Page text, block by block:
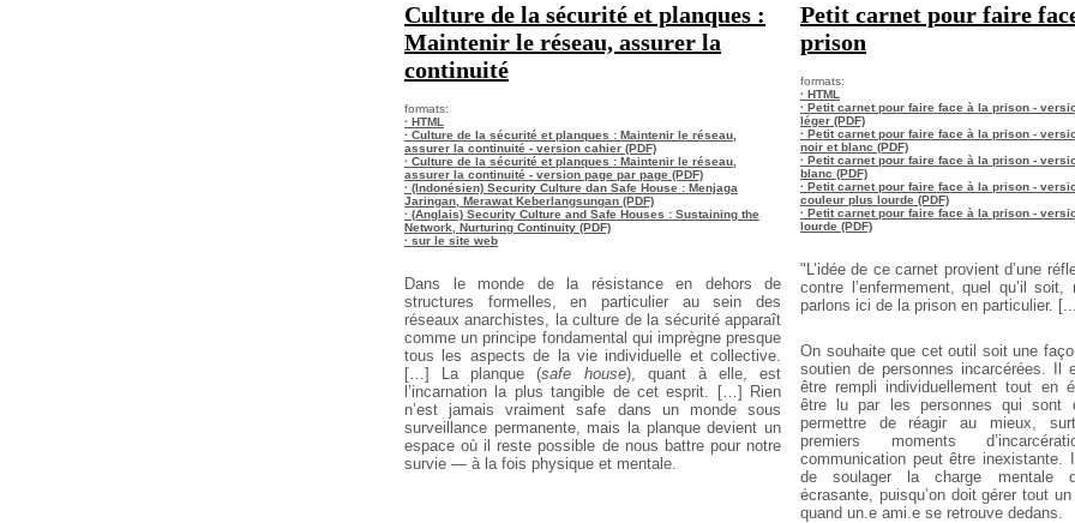
Culture de la sécurité et planques :
Maintenir le réseau, assurer la
continuité
formats:
· HTML
· Culture de la sécurité et planques : Maintenir le réseau,
assurer la continuité - version cahier (PDF)
· Culture de la sécurité et planques : Maintenir le réseau,
assurer la continuité - version page par page (PDF)
· (Indonésien) Security Culture dan Safe House : Menjaga
Jaringan, Merawat Keberlangsungan (PDF)
· (Anglais) Security Culture and Safe Houses : Sustaining the
Network, Nurturing Continuity (PDF)
· sur le site web
Dans le monde de la résistance en dehors de
structures formelles, en particulier au sein des
réseaux anarchistes, la culture de la sécurité apparaît
comme un principe fondamental qui imprègne presque
tous les aspects de la vie individuelle et collective.
[…] La planque (safe house), quant à elle, est
l’incarnation la plus tangible de cet esprit. […] Rien
n’est jamais vraiment safe dans un monde sous
surveillance permanente, mais la planque devient un
espace où il reste possible de nous battre pour notre
survie — à la fois physique et mentale.
Petit carnet pour faire
prison
formats:
· HTML
· Petit carnet pour faire face à la prison -
léger (PDF)
· Petit carnet pour faire face à la prison -
noir et blanc (PDF)
· Petit carnet pour faire face à la prison -
blanc (PDF)
· Petit carnet pour faire face à la prison -
couleur plus lourde (PDF)
· Petit carnet pour faire face à la prison -
lourde (PDF)
"L’idée de ce carnet provient d’une
contre l’enfermement, quel qu’il
parlons ici de la prison en particulier.
On souhaite que cet outil soit une
soutien de personnes incarcérées. Il
être rempli individuellement tout en
être lu par les personnes qui sont
permettre de réagir au mieux,
premiers moments
communication peut être inexistante.
de soulager la charge mentale
écrasante, puisqu’on doit gérer tout
quand un.e ami.e se retrouve dedans.